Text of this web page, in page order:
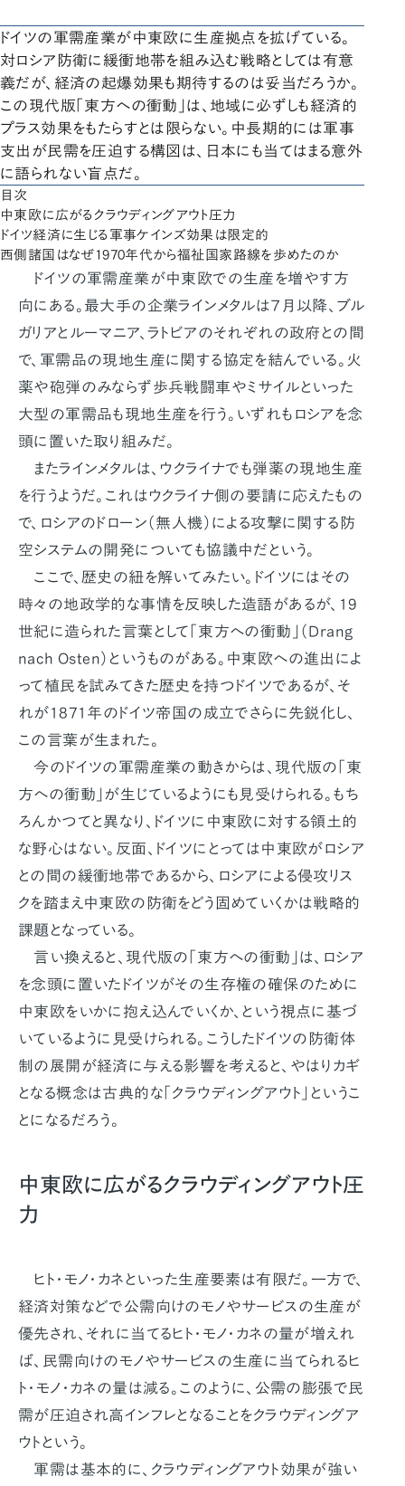
ドイツの軍需産業が中東欧に生産拠点を拡げている。
対ロシア防衛に緩衝地帯を組み込む戦略としては有意
義だが、経済の起爆効果も期待するのは妥当だろうか。
この現代版「東方への衝動」は、地域に必ずしも経済的
プラス効果をもたらすとは限らない。中長期的には軍事
支出が民需を圧迫する構図は、日本にも当てはまる意外
に語られない盲点だ。
目次
中東欧に広がるクラウディングアウト圧力
ドイツ経済に生じる軍事ケインズ効果は限定的
西側諸国はなぜ1970年代から福祉国家路線を歩めたのか
ドイツの軍需産業が中東欧での生産を増やす方
向にある。最大手の企業ラインメタルは７月以降、ブル
ガリアとルーマニア、ラトビアのそれぞれの政府との間
で、軍需品の現地生産に関する協定を結んでいる。火
薬や砲弾のみならず歩兵戦闘車やミサイルといった
大型の軍需品も現地生産を行う。いずれもロシアを念
頭に置いた取り組みだ。
またラインメタルは、ウクライナでも弾薬の現地生産
を行うようだ。これはウクライナ側の要請に応えたもの
で、ロシアのドローン（無人機）による攻撃に関する防
空システムの開発についても協議中だという。
ここで、歴史の紐を解いてみたい。ドイツにはその
時々の地政学的な事情を反映した造語があるが、19
世紀に造られた言葉として「東方への衝動」（Drang
nach Osten）というものがある。中東欧への進出によ
って植民を試みてきた歴史を持つドイツであるが、そ
れが1871年のドイツ帝国の成立でさらに先鋭化し、
この言葉が生まれた。
今のドイツの軍需産業の動きからは、現代版の「東
方への衝動」が生じているようにも見受けられる。もち
ろんかつてと異なり、ドイツに中東欧に対する領土的
な野心はない。反面、ドイツにとっては中東欧がロシア
との間の緩衝地帯であるから、ロシアによる侵攻リス
クを踏まえ中東欧の防衛をどう固めていくかは戦略的
課題となっている。
言い換えると、現代版の「東方への衝動」は、ロシア
を念頭に置いたドイツがその生存権の確保のために
中東欧をいかに抱え込んでいくか、という視点に基づ
いているように見受けられる。こうしたドイツの防衛体
制の展開が経済に与える影響を考えると、やはりカギ
となる概念は古典的な「クラウディングアウト」というこ
とになるだろう。
中東欧に広がるクラウディングアウト圧
力
ヒト・モノ・カネといった生産要素は有限だ。一方で、
経済対策などで公需向けのモノやサービスの生産が
優先され、それに当てるヒト・モノ・カネの量が増えれ
ば、民需向けのモノやサービスの生産に当てられるヒ
ト・モノ・カネの量は減る。このように、公需の膨張で民
需が圧迫され高インフレとなることをクラウディングア
ウトという。
軍需は基本的に、クラウディングアウト効果が強い